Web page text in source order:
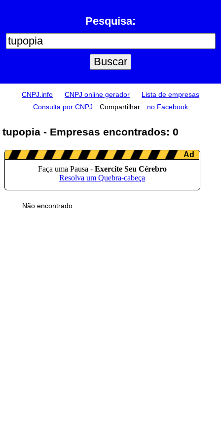
Pesquisa:
CNPJ.info CNPJ online gerador
Lista de empresas
Consulta por CNPJ
Compartilhar no Facebook
tupopia - Empresas encontrados: 0
Não encontrado